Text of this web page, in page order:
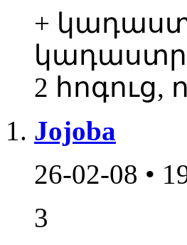
+
2 հոգուց,
Jojoba
26-02-08 •
3